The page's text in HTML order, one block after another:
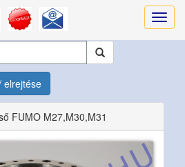
elrejtése
FUMO M27,M30,M31